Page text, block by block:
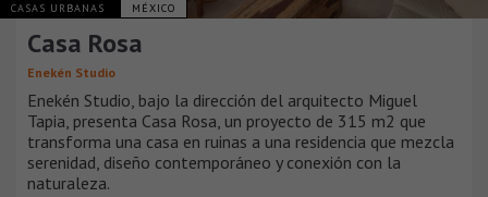
CASAS URBANAS MÉXICO
Casa Rosa
Enekén Studio
Enekén Studio, bajo la dirección del arquitecto Miguel
Tapia, presenta Casa Rosa, un proyecto de 315 m2 que
transforma una casa en ruinas a una residencia que mezcla
serenidad, diseño contemporáneo y conexión con la
naturaleza.